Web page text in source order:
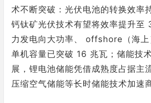
术不断突破：光伏电池的转换效率
钙钛矿光伏技术有望将效率提升至
力发电向大功率、 offshore（海上
单机容量已突破 16 兆瓦；储能技
展，锂电池储能凭借成熟度占据主
压缩空气储能等长时储能技术加速